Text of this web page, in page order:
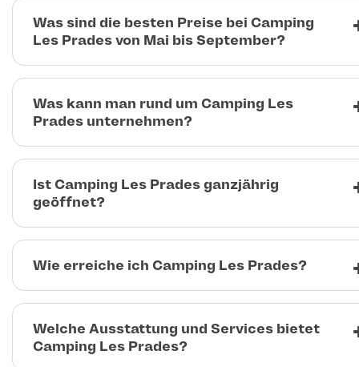
Was sind die besten Preise bei Camping
Les Prades von Mai bis September?
Was kann man rund um Camping Les
Prades unternehmen?
Ist Camping Les Prades ganzjährig
geöffnet?
Wie erreiche ich Camping Les Prades?
Welche Ausstattung und Services bietet
Camping Les Prades?